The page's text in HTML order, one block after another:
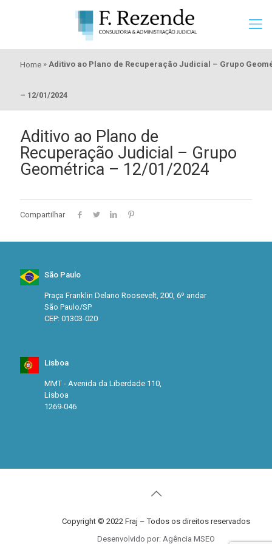
Home »Aditivo ao Plano de Recuperação Judicial – Grupo
– 12/01/2024
Aditivo ao Plano de
Recuperação Judicial – Grupo
Geométrica – 12/01/2024
Compartilhar
São Paulo
Praça Franklin Delano Roosevelt, 200, 6º andar
São Paulo/SP
CEP: 01303-020
Lisboa
MMT - Avenida da Liberdade 110,
Lisboa
1269-046
Copyright © 2022 Fraj – Todos os direitos reservados
Desenvolvido por: Agência MSEO